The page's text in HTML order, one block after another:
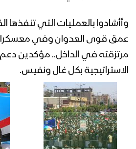
العدوان
نشيد الويل لكم | فرقة أنصار
قصيدة ( ثامن سنة )
الإعلام الحربي 1443هـ
وأأشادوا بالعمليات التي
عمق قوى العدوان وفي
مرتزقته في الداخل.. مؤكدين دعم
الاستراتيجية بكل غال ونفيس.